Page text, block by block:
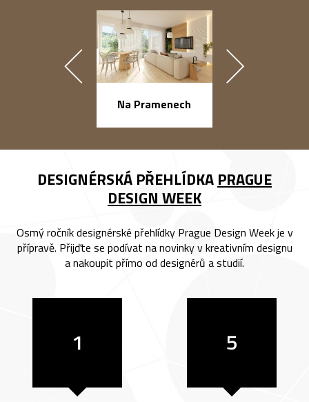
Na Pramenech
DESIGNÉRSKÁ PŘEHLÍDKA PRAGUE
DESIGN WEEK
Osmý ročník designérské přehlídky Prague Design Week je v
přípravě. Přijďte se podívat na novinky v kreativním designu
a nakoupit přímo od designérů a studií.
1 5